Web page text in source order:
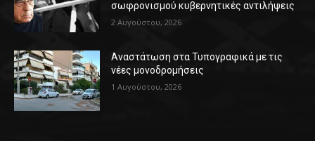
σωφρονισμού κυβερνητικές αντιλήψεις
2 Αυγούστου, 2026
Αναστάτωση στα Τυπογραφικά με τις
νέες μονοδρομήσεις
1 Αυγούστου, 2026